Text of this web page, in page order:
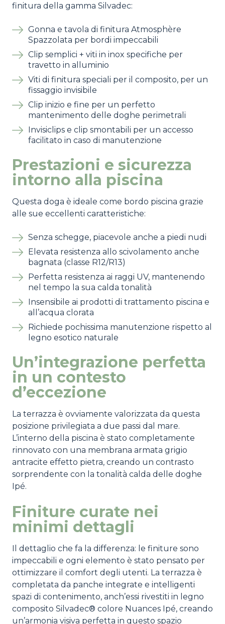
finitura della gamma Silvadec:
Gonna e tavola di finitura Atmosphère
Spazzolata per bordi impeccabili
Clip semplici + viti in inox specifiche per
travetto in alluminio
Viti di finitura speciali per il composito, per un
fissaggio invisibile
Clip inizio e fine per un perfetto
mantenimento delle doghe perimetrali
Invisiclips e clip smontabili per un accesso
facilitato in caso di manutenzione
Prestazioni e sicurezza
intorno alla piscina
Questa doga è ideale come bordo piscina grazie
alle sue eccellenti caratteristiche:
Senza schegge, piacevole anche a piedi nudi
Elevata resistenza allo scivolamento anche
bagnata (classe R12/R13)
Perfetta resistenza ai raggi UV, mantenendo
nel tempo la sua calda tonalità
Insensibile ai prodotti di trattamento piscina e
all’acqua clorata
Richiede pochissima manutenzione rispetto al
legno esotico naturale
Un’integrazione perfetta
in un contesto
d’eccezione
La terrazza è ovviamente valorizzata da questa
posizione privilegiata a due passi dal mare.
L’interno della piscina è stato completamente
rinnovato con una membrana armata grigio
antracite effetto pietra, creando un contrasto
sorprendente con la tonalità calda delle doghe
Ipé.
Finiture curate nei
minimi dettagli
Il dettaglio che fa la differenza: le finiture sono
impeccabili e ogni elemento è stato pensato per
ottimizzare il comfort degli utenti. La terrazza è
completata da panche integrate e intelligenti
spazi di contenimento, anch’essi rivestiti in legno
composito Silvadec® colore Nuances Ipé, creando
un’armonia visiva perfetta in questo spazio